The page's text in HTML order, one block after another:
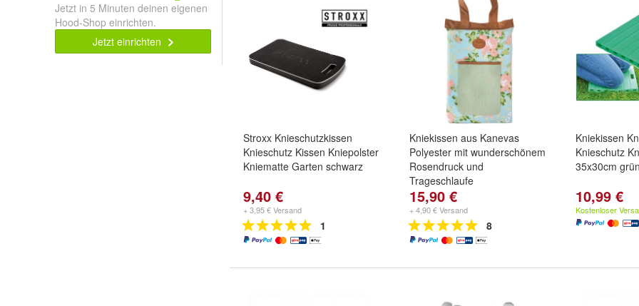
Jetzt in 5 Minuten deinen eigenen
Hood-Shop einrichten.
Jetzt einrichten
Stroxx Knieschutzkissen
Knieschutz Kissen Kniepolster
Kniematte Garten schwarz
9,40 €
+ 3,95 € Versand
1
Kniekissen aus Kanevas
Polyester mit wunderschönem
Rosendruck und
Trageschlaufe
15,90 €
+ 4,90 € Versand
8
Kniekissen
Knieschutz
35x30cm grün
10,99 €
Kostenloser